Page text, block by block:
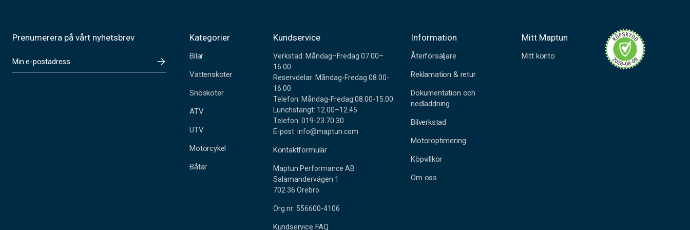
Prenumerera på vårt nyhetsbrev
-
Kategorier
Bilar
Vattenskoter
Snöskoter
ATV
UTV
Motorcykel
Båtar
Kundservice
Verkstad: Måndag–Fredag 07.00–
16.00
Reservdelar: Måndag-Fredag 08.00-
16.00
Telefon: Måndag-Fredag 08.00-15.00
Lunchstängt: 12.00–12.45
Telefon: 019-23 70 30
E-post: info@maptun.com
Kontaktformulär
Maptun Performance AB
Salamandervägen 1
702 36 Örebro
Org.nr: 556600-4106
Kundservice FAQ
Information
Återförsäljare
Reklamation & retur
Dokumentation och
nedladdning
Bilverkstad
Motoroptimering
Köpvillkor
Om oss
Mitt Maptun
Mitt konto